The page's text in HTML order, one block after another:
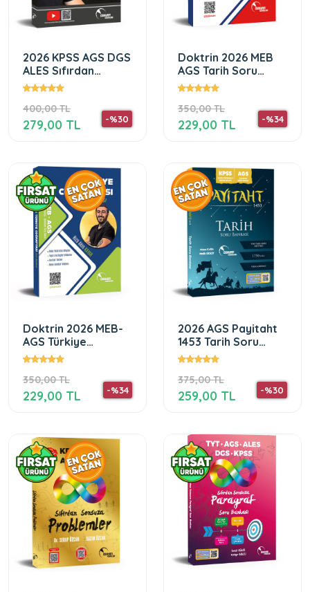
2026 KPSS AGS DGS
ALES Sıfırdan
Sonsuza Matematik
400,00 TL
-%30
279,00 TL
Doktrin 2026 MEB
AGS Tarih Soru
Bankası
350,00 TL
-%34
229,00 TL
Doktrin 2026 MEB-
AGS Türkiye
Coğrafyası Soru
350,00 TL
-%34
229,00 TL
2026 AGS Payitaht
1453 Tarih Soru
Bankası (Video
375,00 TL
-%30
259,00 TL